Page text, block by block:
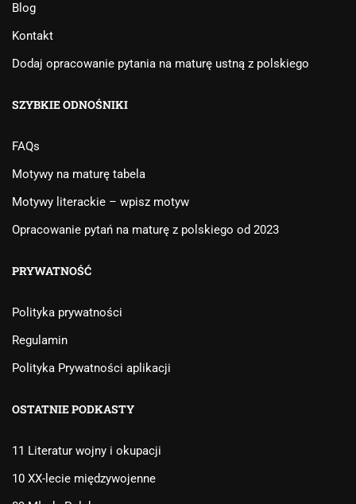
Blog
Kontakt
Dodaj opracowanie pytania na maturę ustną z polskiego
SZYBKIE ODNOŚNIKI
FAQs
Motywy na maturę tabela
Motywy literackie – wpisz motyw
Opracowanie pytań na maturę z polskiego od 2023
PRYWATNOŚĆ
Polityka prywatności
Regulamin
Polityka Prywatności aplikacji
OSTATNIE PODKASTY
11 Literatur wojny i okupacji
10 XX-lecie międzywojenne